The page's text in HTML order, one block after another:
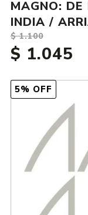
5% OFF
MAGNO:
INDIA /
$ 1.100
$ 1.045